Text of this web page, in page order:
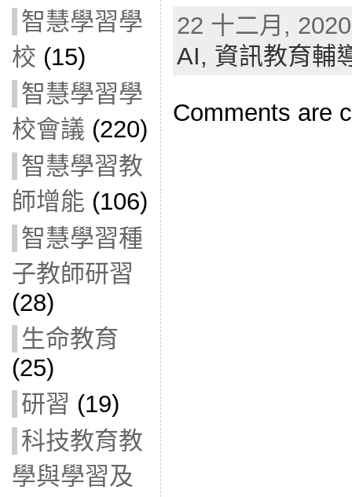
智慧學習學
校 (15)
智慧學習學
校會議 (220)
智慧學習教
師增能 (106)
智慧學習種
子教師研習
(28)
生命教育
(25)
研習 (19)
科技教育教
學與學習及
22 十二月,
AI, 資訊教育輔
Comments are